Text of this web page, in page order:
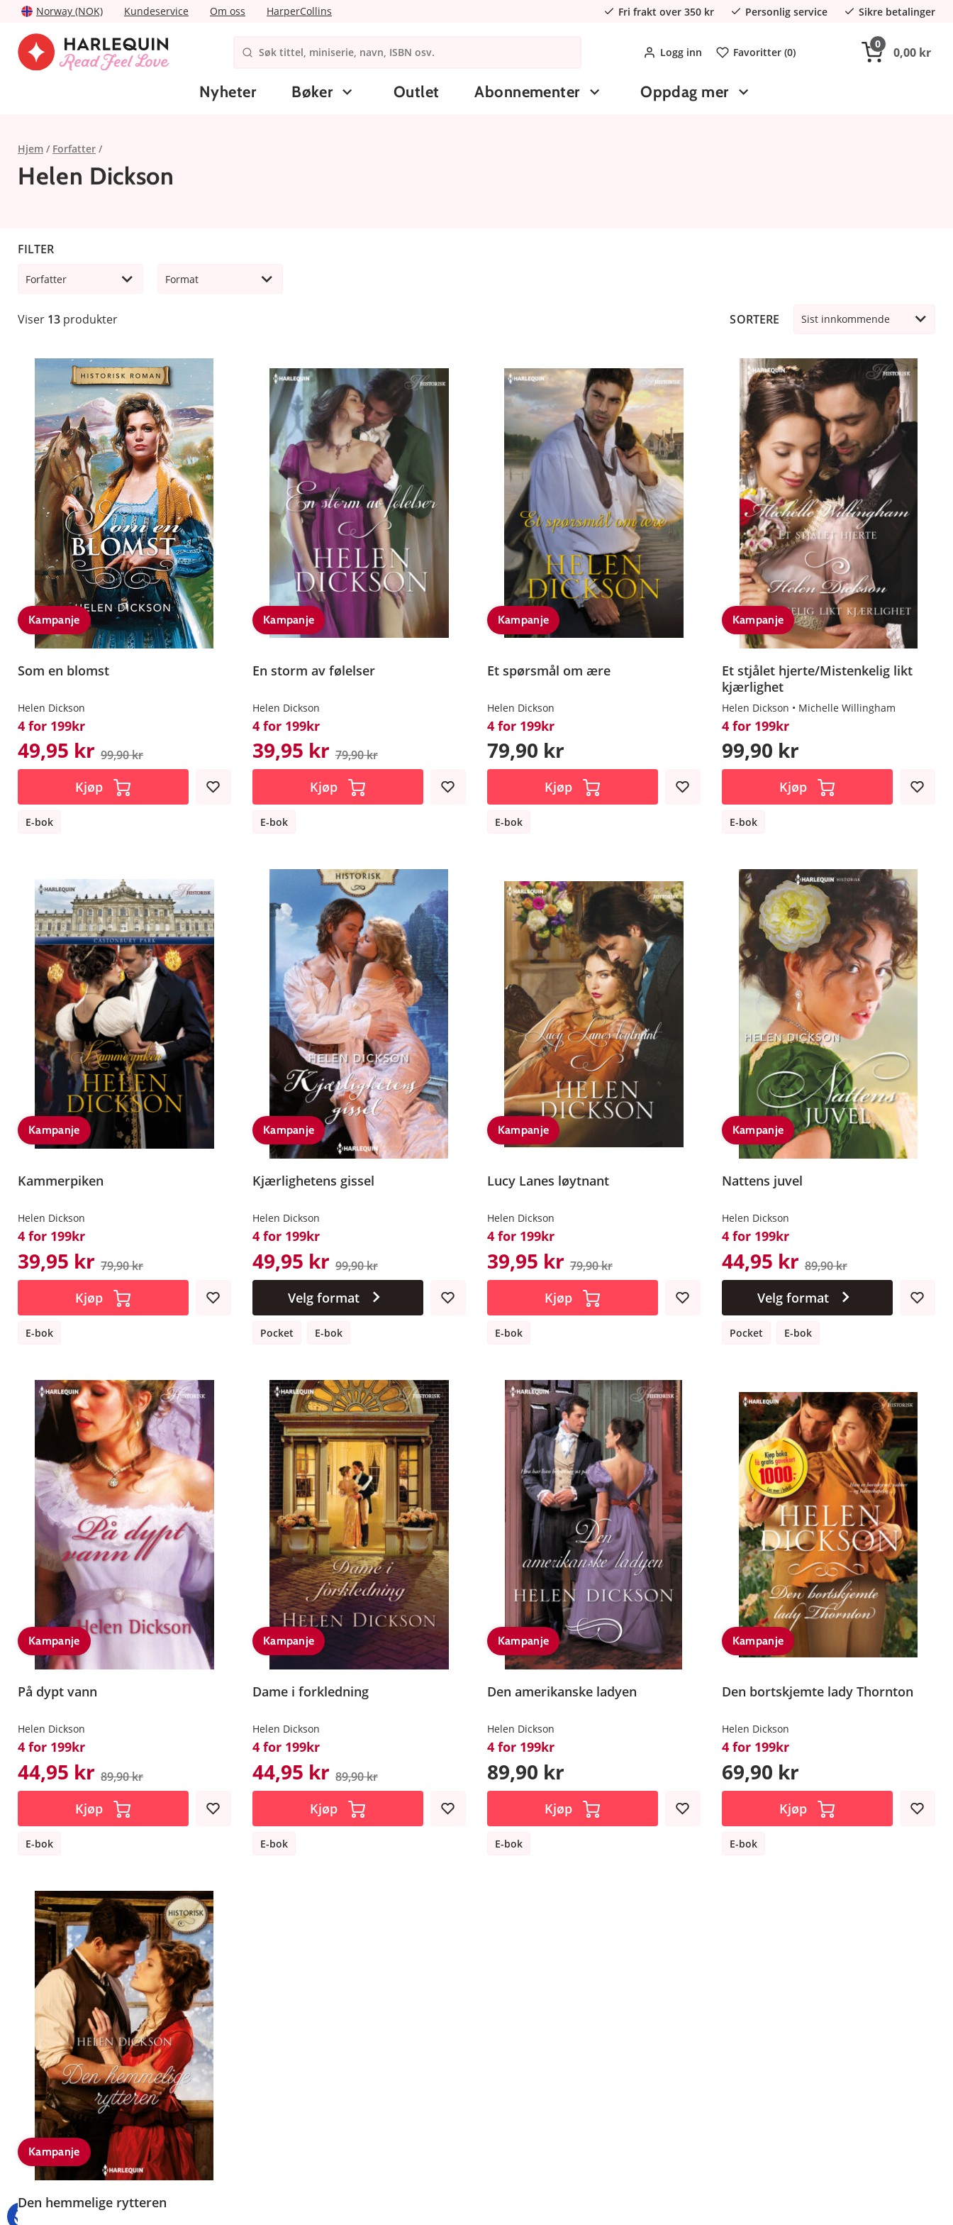
Norway (NOK) Kundeservice Om oss HarperCollins Fri frakt over 350 kr Personlig service Sikre betalinger
Logg inn Favoritter (0)
0
0,00 kr
Nyheter Bøker Outlet Abonnementer Oppdag mer
Hjem Forfatter
Helen Dickson
FILTER
Forfatter Format
Viser 13 produkter SORTERE Sist innkommende
Kampanje
Som en blomst
Helen Dickson
4 for 199kr
49,95 kr 99,90 kr
Kjøp
E-bok
Kampanje
En storm av følelser
Helen Dickson
4 for 199kr
39,95 kr 79,90 kr
Kjøp
E-bok
Kampanje
Et spørsmål om ære
Helen Dickson
4 for 199kr
79,90 kr
Kjøp
E-bok
Kampanje
Et stjålet hjerte/Mistenkelig likt
kjærlighet
Helen Dickson Michelle Willingham
4 for 199kr
99,90 kr
Kjøp
E-bok
Kampanje
Kammerpiken
Helen Dickson
4 for 199kr
39,95 kr 79,90 kr
Kjøp
E-bok
Kampanje
Kjærlighetens gissel
Helen Dickson
4 for 199kr
49,95 kr 99,90 kr
Velg format
Pocket E-bok
Kampanje
Lucy Lanes løytnant
Helen Dickson
4 for 199kr
39,95 kr 79,90 kr
Kjøp
E-bok
Kampanje
Nattens juvel
Helen Dickson
4 for 199kr
44,95 kr 89,90 kr
Velg format
Pocket E-bok
Kampanje
På dypt vann
Helen Dickson
4 for 199kr
44,95 kr 89,90 kr
Kjøp
E-bok
Kampanje
Dame i forkledning
Helen Dickson
4 for 199kr
44,95 kr 89,90 kr
Kjøp
E-bok
Kampanje
Den amerikanske ladyen
Helen Dickson
4 for 199kr
89,90 kr
Kjøp
E-bok
Kampanje
Den bortskjemte lady Thornton
Helen Dickson
4 for 199kr
69,90 kr
Kjøp
E-bok
Kampanje
Den hemmelige rytteren